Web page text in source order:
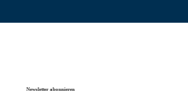
Newsletter abonnieren